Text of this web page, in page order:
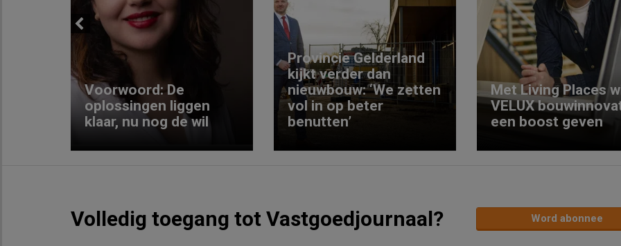
Previous
Voorwoord: De
oplossingen liggen
klaar, nu nog de wil
Provincie Gelderland
kijkt verder dan
nieuwbouw: ‘We zetten
vol in op beter
benutten’
Met Living Places
VELUX
een boost geven
Volledig toegang tot Vastgoedjournaal? Word abonnee